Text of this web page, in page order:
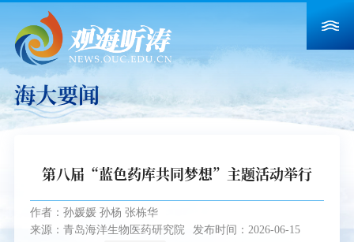
海大要闻
第八届“蓝色药库共同梦想”主题活动举行
作者：孙媛媛 孙杨 张栋华
来源：青岛海洋生物医药研究院
发布时间：2026-06-15